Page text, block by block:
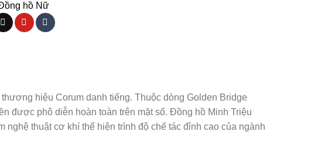
hồ Nữ
hiệu Corum danh tiếng. Thuộc dòng Golden Bridge
được phô diễn hoàn toàn trên mặt số. Đồng hồ Minh Triệu
nghệ thuật cơ khí thể hiện trình độ chế tác đỉnh cao của ngành